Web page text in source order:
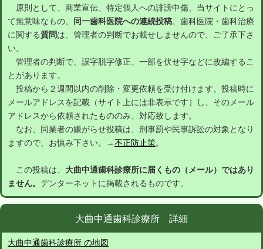
原則として、商業宣伝、特定個人への誹謗中傷、当サイトにとっ
て無意味なもの、
同一歯科医院への連続投稿、歯科医院・歯科治療
に関する質問は、管理者の判断でお載せしませんので、ご了承下さ
い。
管理者の判断で、誤字脱字修正、一部を伏せ字などに改編するこ
とがあります。
投稿から２週間以内の削除・変更依頼を受け付けます。投稿時に
メールアドレスを記載（サイト上には非表示です）し、そのメール
アドレスから依頼されたもののみ、対応致します。
なお、同業者の嫌がらせ投稿は、刑事罰や民事訴訟の対象となり
ますので、お慎み下さい。→不正防止策。
この投稿は、 大曲中通歯科診療所に届くもの（メール）ではあり
ません。 デンターネットに掲載されるものです。
大曲中通歯科診療所 詳細
大曲中通歯科診療所 の地図